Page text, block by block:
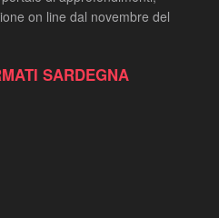
on line dal novembre del
SARDEGNA